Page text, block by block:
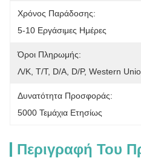
Χρόνος Παράδοσης:
5-10 Εργάσιμες Ημέρες
Όροι Πληρωμής:
Λ/Κ, Τ/Τ, D/A, D/P, Western
Δυνατότητα Προσφοράς:
5000 Τεμάχια Ετησίως
Περιγραφή Του